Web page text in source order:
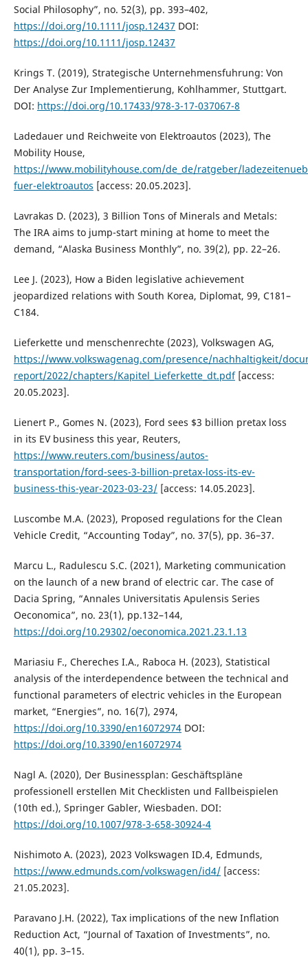
Social Philosophy”, no. 52(3), pp. 393–402,
https://doi.org/10.1111/josp.12437 DOI:
https://doi.org/10.1111/josp.12437
Krings T. (2019), Strategische Unternehmensfuhrung: Von
Der Analyse Zur Implementierung, Kohlhammer, Stuttgart.
DOI: https://doi.org/10.17433/978-3-17-037067-8
Ladedauer und Reichweite von Elektroautos (2023), The
Mobility House,
https://www.mobilityhouse.com/de_de/ratgeber/
fuer-elektroautos [access: 20.05.2023].
Lavrakas D. (2023), 3 Billion Tons of Minerals and Metals:
The IRA aims to jump-start mining at home to meet the
demand, “Alaska Business Monthly”, no. 39(2), pp. 22–26.
Lee J. (2023), How a Biden legislative achievement
jeopardized relations with South Korea, Diplomat, 99, C181–
C184.
Lieferkette und menschenrechte (2023), Volkswagen AG,
https://www.volkswagenag.com/presence/nachhaltigkeit/
report/2022/chapters/Kapitel_Lieferkette_dt.pdf[access:
20.05.2023].
Lienert P., Gomes N. (2023), Ford sees $3 billion pretax loss
in its EV business this year, Reuters,
https://www.reuters.com/business/autos-
transportation/ford-sees-3-billion-pretax-loss-its-ev-
business-this-year-2023-03-23/[access: 14.05.2023].
Luscombe M.A. (2023), Proposed regulations for the Clean
Vehicle Credit, “Accounting Today”, no. 37(5), pp. 36–37.
Marcu L., Radulescu S.C. (2021), Marketing communication
on the launch of a new brand of electric car. The case of
Dacia Spring, “Annales Universitatis Apulensis Series
Oeconomica”, no. 23(1), pp.132–144,
https://doi.org/10.29302/oeconomica.2021.23.1.13
Mariasiu F., Chereches I.A., Raboca H. (2023), Statistical
analysis of the interdependence between the technical and
functional parameters of electric vehicles in the European
market, “Energies”, no. 16(7), 2974,
https://doi.org/10.3390/en16072974DOI:
https://doi.org/10.3390/en16072974
Nagl A. (2020), Der Businessplan: Geschäftspläne
professionell erstellen Mit Checklisten und Fallbeispielen
(10th ed.), Springer Gabler, Wiesbaden. DOI:
https://doi.org/10.1007/978-3-658-30924-4
Nishimoto A. (2023), 2023 Volkswagen ID.4, Edmunds,
https://www.edmunds.com/volkswagen/id4/[access:
21.05.2023].
Paravano J.H. (2022), Tax implications of the new Inflation
Reduction Act, “Journal of Taxation of Investments”, no.
40(1), pp. 3–15.